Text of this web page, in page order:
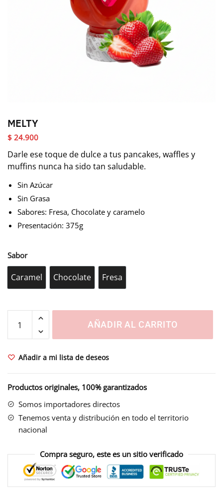
MELTY
$ 24.900
Darle ese toque de dulce a tus pancakes, waffles y
muffins nunca ha sido tan saludable.
Sin Azúcar
Sin Grasa
Sabores: Fresa, Chocolate y caramelo
Presentación: 375g
Sabor
Caramel
Caramel Chocolate
ChocolateFresa
Fresa
cantidad
AÑADIR AL CARRITO
Añadir a mi lista de deseos
Productos originales, 100% garantizados
Somos importadores directos
Tenemos venta y distribución en todo el territorio
nacional
Compra seguro, este es un sitio verificado